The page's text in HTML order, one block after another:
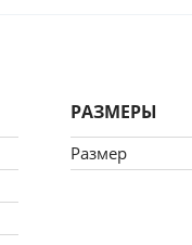
РАЗМЕРЫ
Размер